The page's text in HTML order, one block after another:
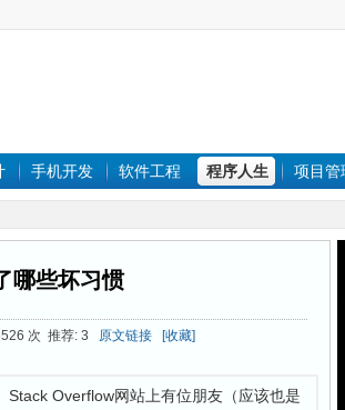
手机开发 软件工程 程序人生 项目管
哪些坏习惯
次 推荐: 3 原文链接 [收藏]
Overflow网站上有位朋友（应该也是